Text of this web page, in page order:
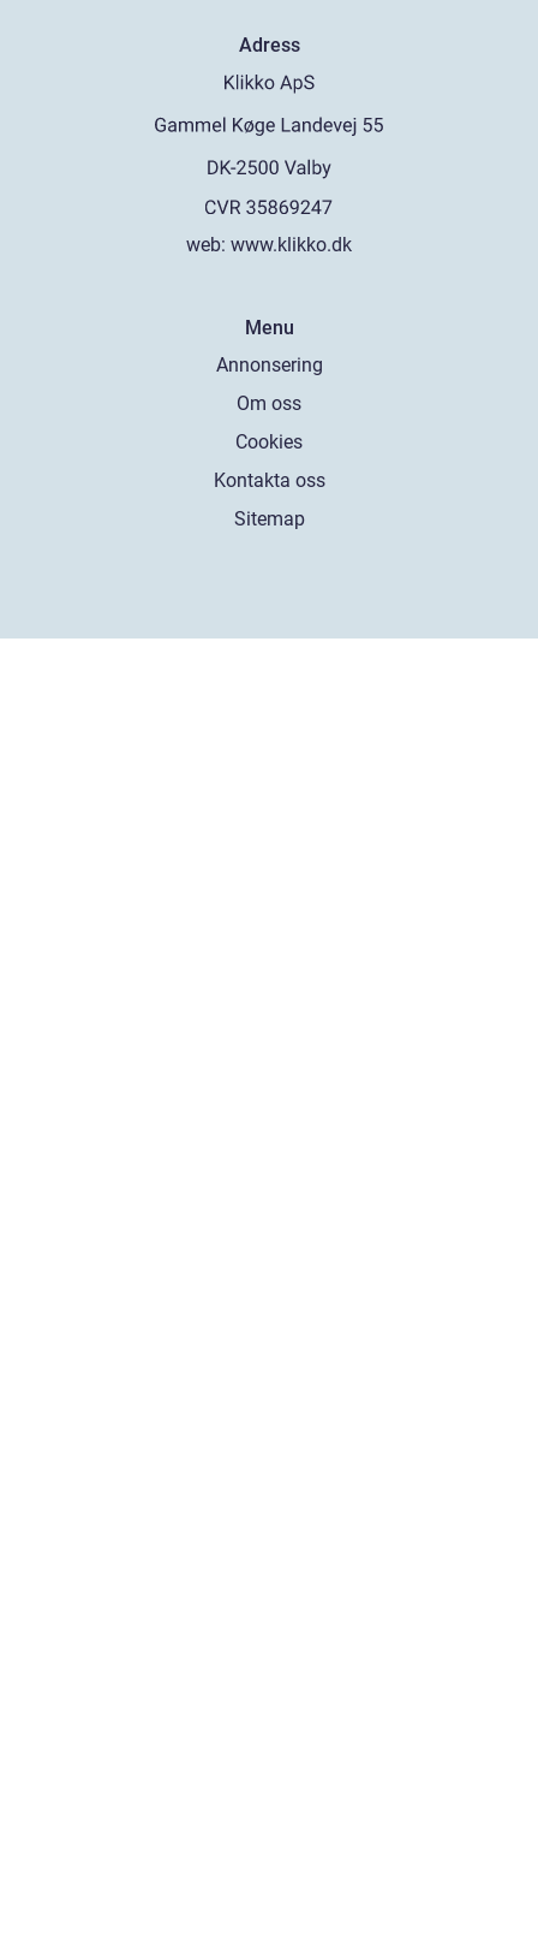
Adress
web: www.klikko.dk
Menu
Annonsering
Om oss
Cookies
Kontakta oss
Sitemap